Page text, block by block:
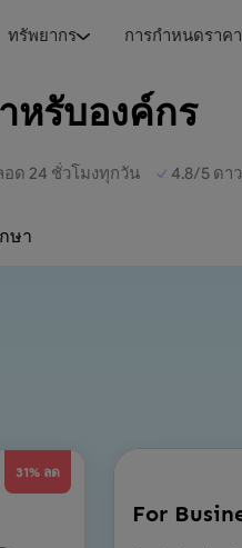
ทรัพยากร การกำหนดราคา
หรับองค์กร
ด 24 ชั่วโมงทุกวัน 4.8/5 ดาว
ษา
31% ลด